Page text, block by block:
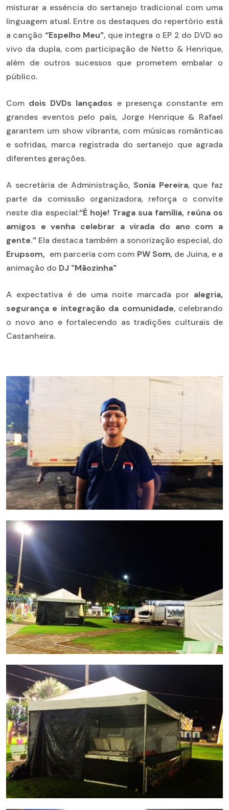
misturar a essência do sertanejo tradicional com uma
linguagem atual. Entre os destaques do repertório está
a canção “Espelho Meu”, que integra o EP 2 do DVD ao
vivo da dupla, com participação de Netto & Henrique,
além de outros sucessos que prometem embalar o
público.
Com dois DVDs lançados e presença constante em
grandes eventos pelo país, Jorge Henrique & Rafael
garantem um show vibrante, com músicas românticas
e sofridas, marca registrada do sertanejo que agrada
diferentes gerações.
A secretária de Administração, Sonia Pereira, que faz
parte da comissão organizadora, reforça o convite
neste dia especial:“É hoje! Traga sua família, reúna os
amigos e venha celebrar a virada do ano com a
gente.” Ela destaca também a sonorização especial, do
Erupsom, em parceria com com PW Som, de Juina, e a
animação do DJ "Mãozinha"
A expectativa é de uma noite marcada por alegria,
segurança e integração da comunidade, celebrando
o novo ano e fortalecendo as tradições culturais de
Castanheira.